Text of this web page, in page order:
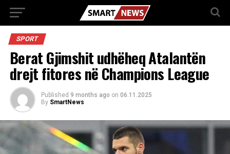
SPORT
Berat Gjimshit udhëheq Atalantën
drejt fitores në Champions League
Published 9 months ago on 06.11.2025
By SmartNews